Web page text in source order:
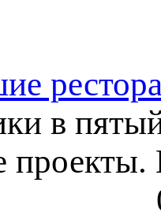
в
проекты.